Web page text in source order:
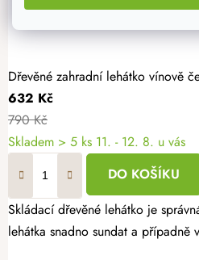
Dřevěné zahradní lehátko vínově
632 Kč
790 Kč
Skladem > 5 ks 11. - 12. 8. u vás
DO KOŠÍKU
Skládací dřevěné lehátko je
lehátka snadno sundat a případně